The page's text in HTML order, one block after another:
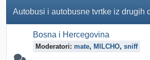
Autobusi i autobusne tvrtke iz drugih
Bosna i Hercegovina
Moderatori: mate, MILCHO, sniff